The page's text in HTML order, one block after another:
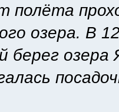
полёта
озера. В
берег озера